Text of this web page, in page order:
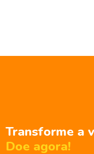
Transforme a
Doe agora!